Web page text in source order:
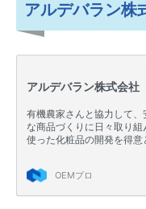
アルデバラン株